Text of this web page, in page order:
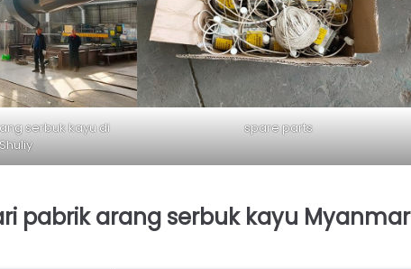
serbuk kayu di
spare parts
pabrik arang serbuk kayu Myanmar